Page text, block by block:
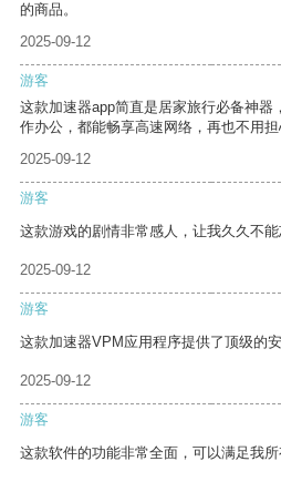
的商品。
2025-09-12
游客
这款加速器app简直是居家旅行必备神器
作办公，都能畅享高速网络，再也不用担
2025-09-12
游客
这款游戏的剧情非常感人，让我久久不能
2025-09-12
游客
这款加速器VPM应用程序提供了顶级的
2025-09-12
游客
这款软件的功能非常全面，可以满足我所